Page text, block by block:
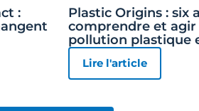
:
Plastic Origins : six
comprendre et
pollution plastique
Lire l'article